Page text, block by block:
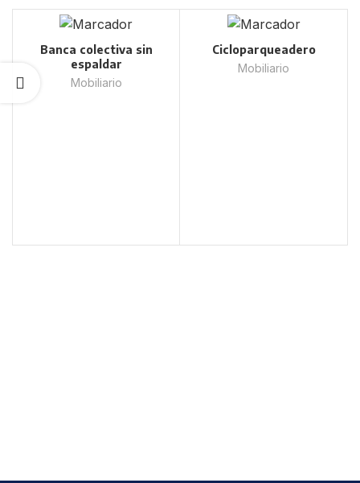
Banca colectiva sin
espaldar
Mobiliario
Cicloparqueadero
Mobiliario